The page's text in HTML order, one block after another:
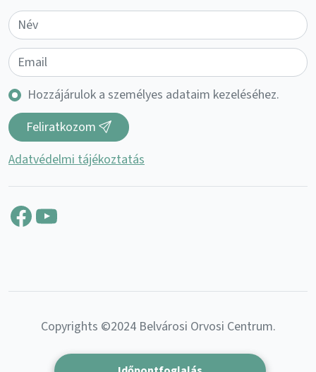
Hozzájárulok a személyes adataim kezeléséhez.
Feliratkozom
Adatvédelmi tájékoztatás
Facebook
YouTube
Copyrights ©2024 Belvárosi Orvosi Centrum.